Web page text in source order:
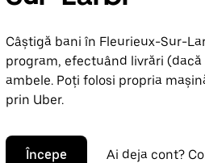
Câștigă bani în Fleurieux-Sur-
program, efectuând livrări
ambele. Poți folosi propria
prin Uber.
Începe Ai deja cont?